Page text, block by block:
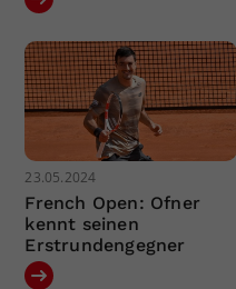
23.05.2024
French Open: Ofner
kennt seinen
Erstrundengegner